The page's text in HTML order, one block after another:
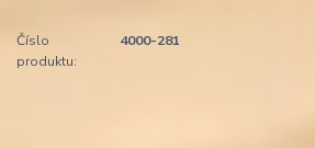
Číslo
produktu:
4000-281